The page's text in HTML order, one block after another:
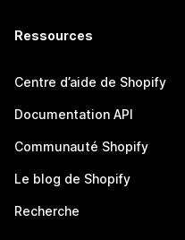
Ressources
Centre d’aide de Shopify
Documentation API
Communauté Shopify
Le blog de Shopify
Recherche